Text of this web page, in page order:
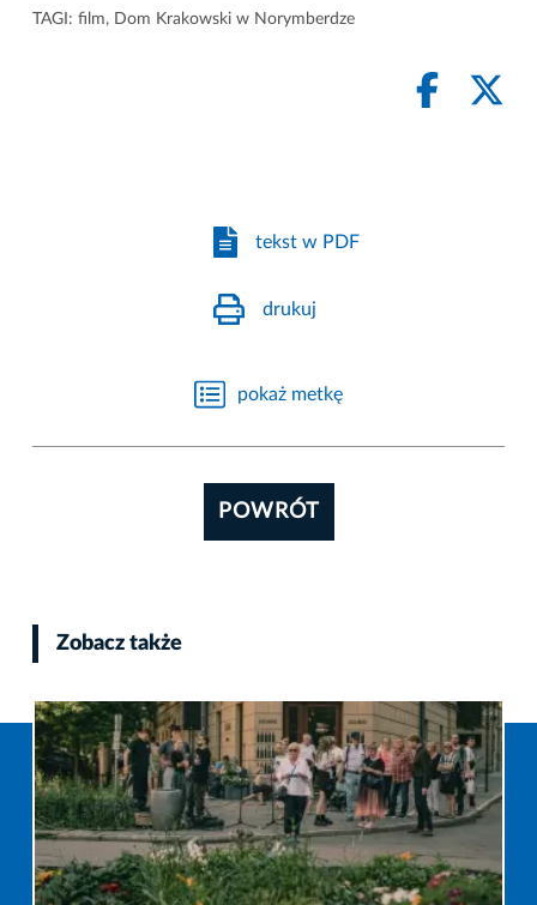
TAGI: film, Dom Krakowski w Norymberdze
tekst w PDF
drukuj
pokaż metkę
POWRÓT
Zobacz także